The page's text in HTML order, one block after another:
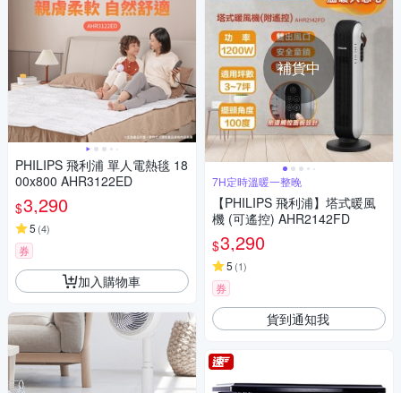
PHILIPS 飛利浦 單人電熱毯 18
00x800 AHR3122ED
$3,290
5 (4)
券
加入購物車
補貨中
7H定時溫暖一整晚
【PHILIPS 飛利浦】塔式暖風
機 (可遙控) AHR2142FD
$3,290
5 (1)
券
貨到通知我